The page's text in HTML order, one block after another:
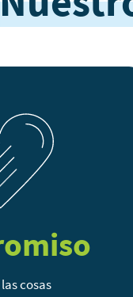
cosas